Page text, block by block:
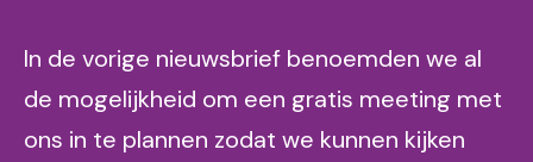
In de vorige nieuwsbrief benoemden we al
de mogelijkheid om een gratis meeting met
ons in te plannen zodat we kunnen kijken